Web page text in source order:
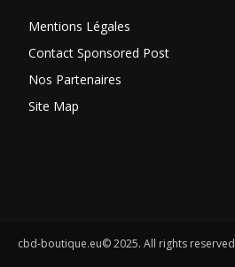
Mentions Légales
Contact Sponsored Post
Nos Partenaires
Site Map
cbd-boutique.eu© 2025. All rights reserved